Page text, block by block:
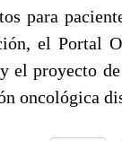
para
el Portal
el proyecto
oncológica